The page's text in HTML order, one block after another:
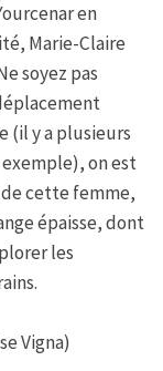
en
Marie-Claire
soyez pas
(il y a plusieurs
on est
cette femme,
épaisse, dont
les
Vigna)